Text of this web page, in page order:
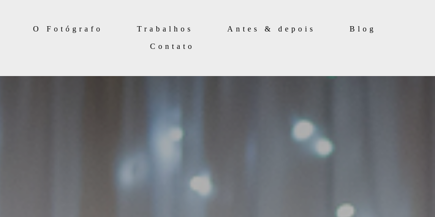
O Fotógrafo Trabalhos Antes & depois Blog
Contato